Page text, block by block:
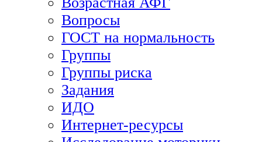
Вопросы
ГОСТ на нормальность
Группы
Группы риска
Задания
ИДО
Интернет-ресурсы